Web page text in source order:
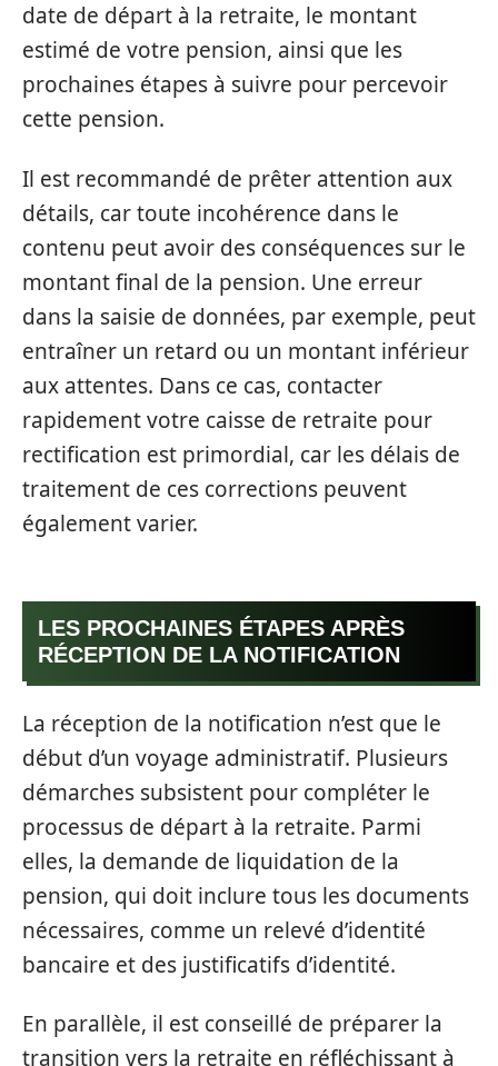
date de départ à la retraite, le montant
estimé de votre pension, ainsi que les
prochaines étapes à suivre pour percevoir
cette pension.
Il est recommandé de prêter attention aux
détails, car toute incohérence dans le
contenu peut avoir des conséquences sur le
montant final de la pension. Une erreur
dans la saisie de données, par exemple, peut
entraîner un retard ou un montant inférieur
aux attentes. Dans ce cas, contacter
rapidement votre caisse de retraite pour
rectification est primordial, car les délais de
traitement de ces corrections peuvent
également varier.
LES PROCHAINES ÉTAPES APRÈS
RÉCEPTION DE LA NOTIFICATION
La réception de la notification n’est que le
début d’un voyage administratif. Plusieurs
démarches subsistent pour compléter le
processus de départ à la retraite. Parmi
elles, la demande de liquidation de la
pension, qui doit inclure tous les documents
nécessaires, comme un relevé d’identité
bancaire et des justificatifs d’identité.
En parallèle, il est conseillé de préparer la
transition vers la retraite en réfléchissant à